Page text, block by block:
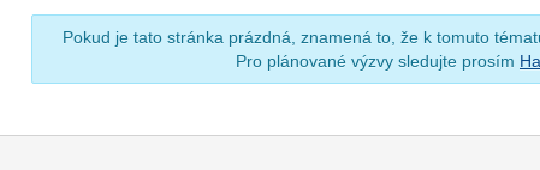
Pokud je tato stránka prázdná, znamená to, že k tomuto
Pro plánované výzvy sledujte prosím